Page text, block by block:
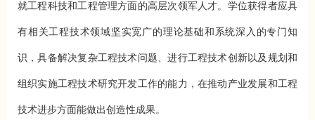
就工程科技和工程管理方面的高层次领军人才。学位获得者应具
有相关工程技术领域坚实宽广的理论基础和系统深入的专门知
识，具备解决复杂工程技术问题、进行工程技术创新以及规划和
组织实施工程技术研究开发工作的能力，在推动产业发展和工程
技术进步方面能做出创造性成果。